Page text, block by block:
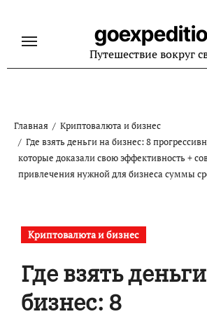
содержанию
Путешествие вокруг
Главная
Криптовалюта и бизнес
Где взять деньги на бизнес: 8
которые доказали свою эффективность +
привлечения нужной для бизнеса суммы
Криптовалюта и бизнес
Где взять
бизнес: 8